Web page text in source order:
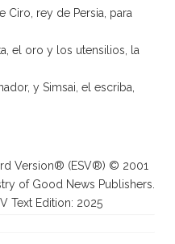
Ciro, rey de Persia, para
el oro y los utensilios, la
y Simsai, el escriba,
Version® (ESV®) © 2001
of Good News Publishers.
Text Edition: 2025